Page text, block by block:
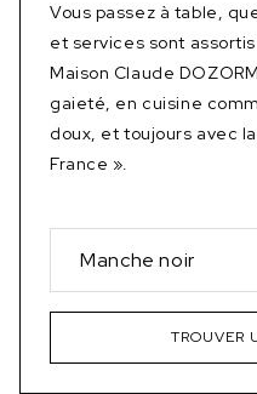
Vous passez à table,
et services sont
Maison Claude
gaieté, en cuisine
doux, et toujours avec
France ».
Manche noir
TROUVER